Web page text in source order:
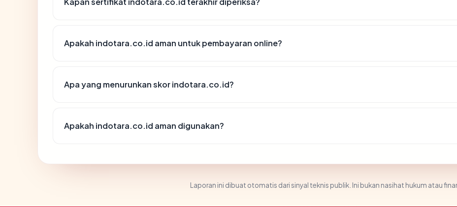
Apakah indotara.co.id aman untuk pembayaran online?
Apa yang menurunkan skor indotara.co.id?
Apakah indotara.co.id aman digunakan?
Laporan ini dibuat otomatis dari sinyal teknis publik. Ini bukan nasihat hukum atau